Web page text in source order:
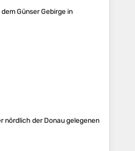
Günser Gebirge in
nördlich der Donau gelegenen